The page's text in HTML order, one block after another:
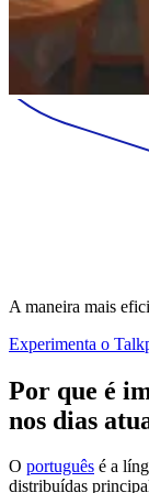
A maneira mais
Experimenta o
Por que é
nos dias
O português é a
distribuídas